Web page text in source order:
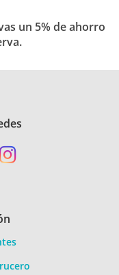
un 5% de ahorro